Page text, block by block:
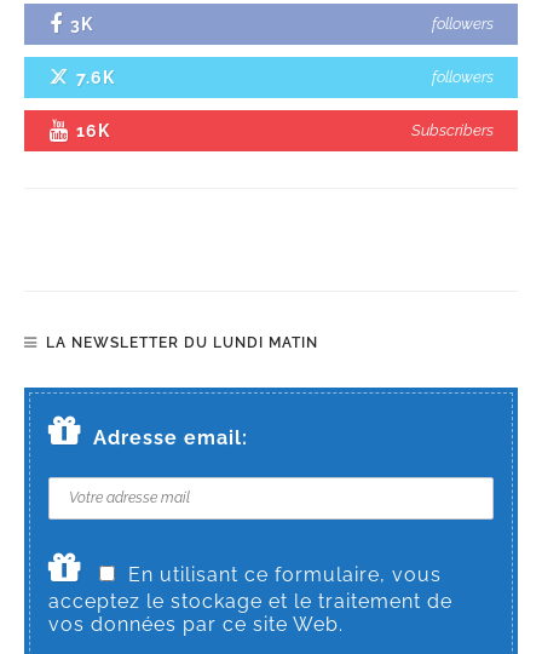
3K followers
7.6K followers
16K Subscribers
LA NEWSLETTER DU LUNDI MATIN
Adresse email:
En utilisant ce formulaire, vous
acceptez le stockage et le traitement de
vos données par ce site Web.